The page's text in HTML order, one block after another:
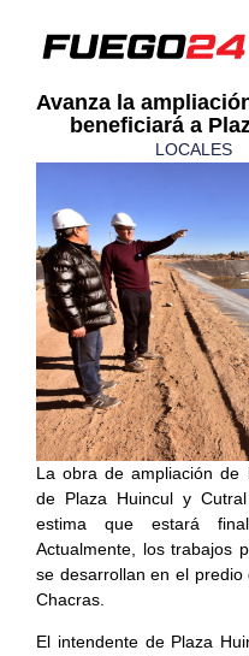
Avanza la
beneficiará a
LOCALES
La obra de ampliación de
de Plaza Huincul y
estima que estará
Actualmente, los trabajos
se desarrollan en el
Chacras.
El intendente de Plaza